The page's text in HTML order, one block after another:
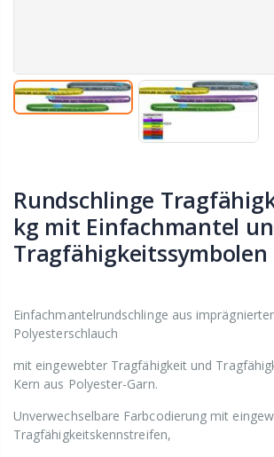
Rundschlinge
kg mit Einfachmantel
Tragfähigkeitssymbolen
Einfachmantelrundschlinge aus
Polyesterschlauch
mit eingewebter Tragfähigkeit und
Kern aus Polyester-Garn.
Unverwechselbare Farbcodierung mit
Tragfähigkeitskennstreifen,